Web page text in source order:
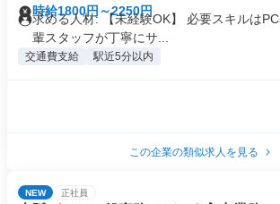
時給1800円～2250円
求める人材: 【未経験OK】 必要スキルは
輩スタッフが丁寧にサ...
交通費支給 駅近5分以内
この企業の類似求人を見る
NEW 正社員